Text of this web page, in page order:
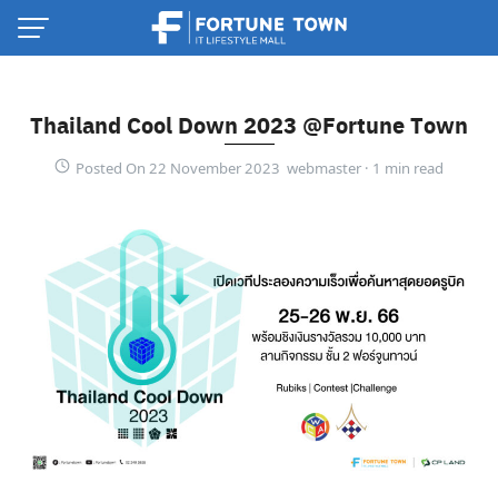
Skip
Thai
Thailand Cool Down 2023 @Fortune Town
Posted On 22 November 2023 webmaster ·